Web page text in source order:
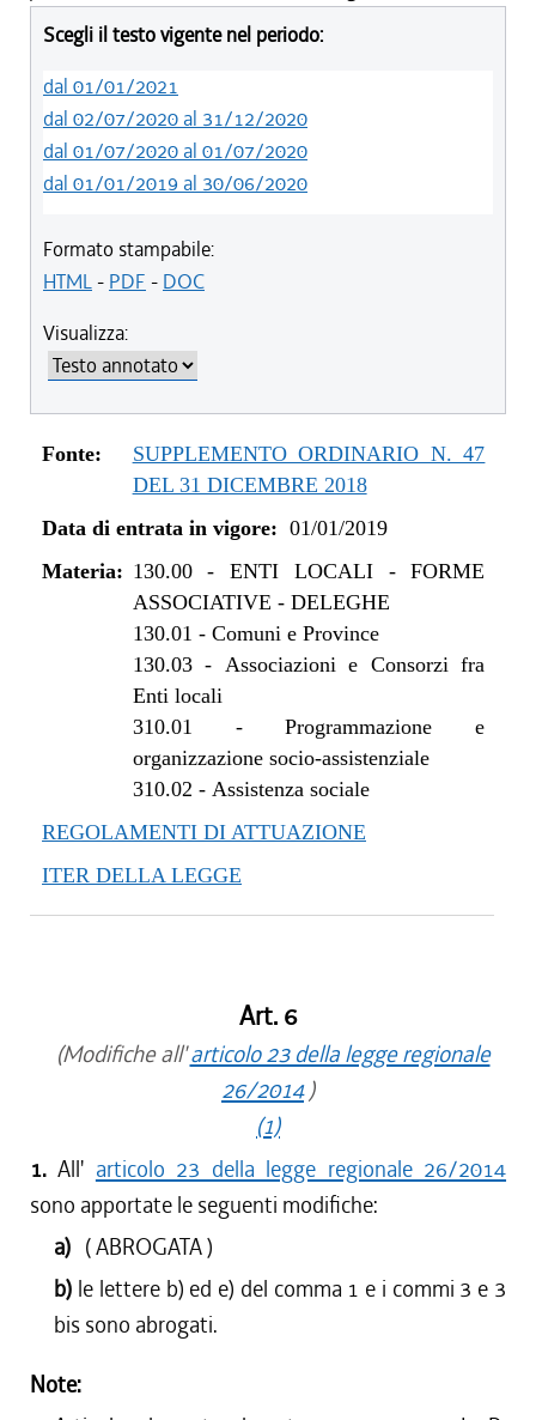
Scegli il testo vigente nel periodo:
dal 01/01/2021
dal 02/07/2020 al 31/12/2020
dal 01/07/2020 al 01/07/2020
dal 01/01/2019 al 30/06/2020
Formato stampabile:
HTML- PDF - DOC
Visualizza:
Fonte:
SUPPLEMENTO ORDINARIO N. 47
DEL 31 DICEMBRE 2018
Data di entrata in vigore: 01/01/2019
Materia: 130.00-ENTI LOCALI - FORME
ASSOCIATIVE - DELEGHE
130.01 - Comuni e Province
130.03- Associazioni e Consorzi fra
Enti locali
310.01 -Programmazione e
organizzazione socio-assistenziale
310.02 - Assistenza sociale
REGOLAMENTI DI ATTUAZIONE
ITER DELLA LEGGE
Art. 6
(Modifiche all'articolo 23 della legge regionale
26/2014)
(1)
1.All' articolo 23 della legge regionale 26/2014
sono apportate le seguenti modifiche:
a) ( ABROGATA )
b) le lettere b) ed e) del comma 1 e i commi 3 e 3
bis sono abrogati.
Note: